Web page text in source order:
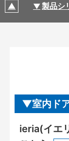
製品シ
室内ド
ieria(イエ